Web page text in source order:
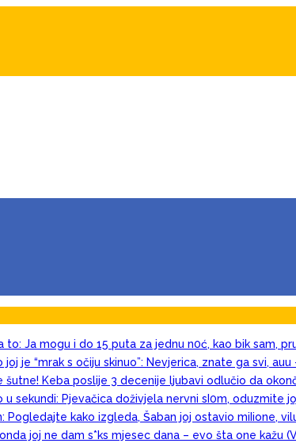
to: Ja mogu i do 15 puta za jednu n0ć, kao bik sam,
je “mrak s očiju skinuo”: Nevjerica, znate ga svi,
Keba poslije 3 decenije ljubavi odlučio da
sekundi: Pjevačica doživjela nervni sI0m, oduzmite
Pogledajte kako izgleda, Šaban joj ostavio miIione,
joj ne dam s*ks mjesec dana – evo šta one kažu